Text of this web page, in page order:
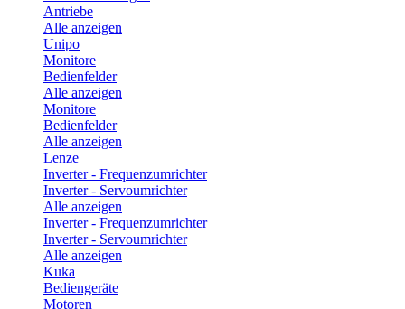
Antriebe
Alle anzeigen
Unipo
Monitore
Bedienfelder
Alle anzeigen
Monitore
Bedienfelder
Alle anzeigen
Lenze
Inverter - Frequenzumrichter
Inverter - Servoumrichter
Alle anzeigen
Inverter - Frequenzumrichter
Inverter - Servoumrichter
Alle anzeigen
Kuka
Bediengeräte
Motoren